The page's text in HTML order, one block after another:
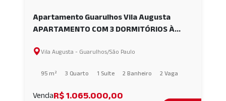
Apartamento Guarulhos Vila Augusta
APARTAMENTO COM 3 DORMITÓRIOS À
GUARULHOS/SP AI61527
Vila Augusta - Guarulhos/São Paulo
95 m² 3 Quarto 1 Suíte 2 Banheiro 2 Vaga
VendaR$ 1.065.000,00